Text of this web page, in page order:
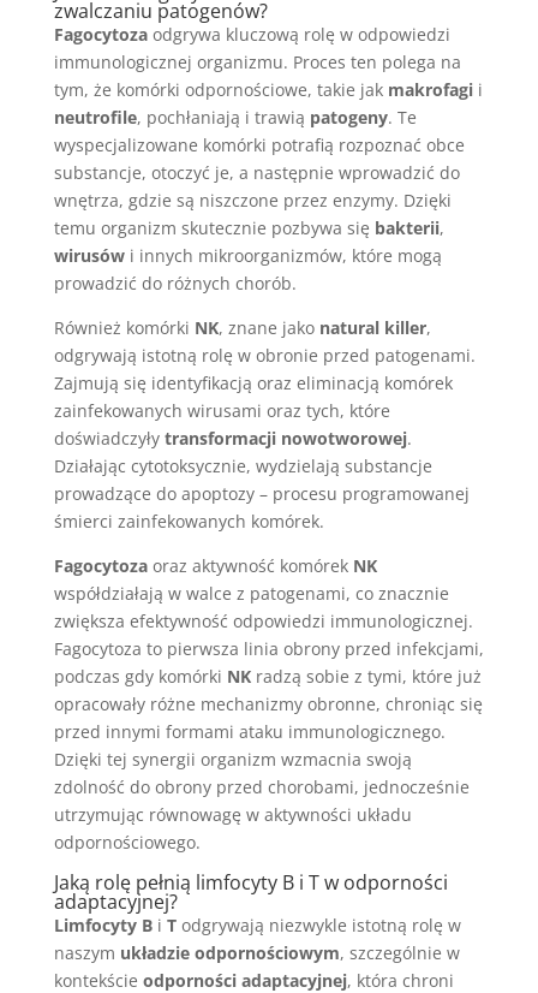
zwalczaniu patogenów?
Fagocytozaodgrywa kluczową rolę w odpowiedzi
immunologicznej organizmu. Proces ten polega na
tym, że komórki odpornościowe, takie jak makrofagii
neutrofile, pochłaniają i trawią patogeny. Te
wyspecjalizowane komórki potrafią rozpoznać obce
substancje, otoczyć je, a następnie wprowadzić do
wnętrza, gdzie są niszczone przez enzymy. Dzięki
temu organizm skutecznie pozbywa się bakterii,
wirusówi innych mikroorganizmów, które mogą
prowadzić do różnych chorób.
Również komórki NK, znane jako natural killer,
odgrywają istotną rolę w obronie przed patogenami.
Zajmują się identyfikacją oraz eliminacją komórek
zainfekowanych wirusami oraz tych, które
doświadczyły transformacji nowotworowej.
Działając cytotoksycznie, wydzielają substancje
prowadzące do apoptozy – procesu programowanej
śmierci zainfekowanych komórek.
Fagocytozaoraz aktywność komórek NK
współdziałają w walce z patogenami, co znacznie
zwiększa efektywność odpowiedzi immunologicznej.
Fagocytoza to pierwsza linia obrony przed infekcjami,
podczas gdy komórki NKradzą sobie z tymi, które już
opracowały różne mechanizmy obronne, chroniąc się
przed innymi formami ataku immunologicznego.
Dzięki tej synergii organizm wzmacnia swoją
zdolność do obrony przed chorobami, jednocześnie
utrzymując równowagę w aktywności układu
odpornościowego.
Jaką rolę pełnią limfocyty B i T w odporności
adaptacyjnej?
Limfocyty Bi Todgrywają niezwykle istotną rolę w
naszym układzie odpornościowym, szczególnie w
kontekście odporności adaptacyjnej, która chroni